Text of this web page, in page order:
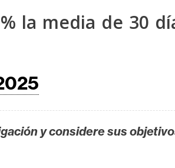
la media de 30
y considere sus